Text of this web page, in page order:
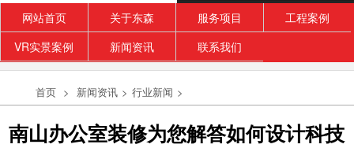
网站首页 关于东森 服务项目
工程案例
VR实景案例
新闻资讯 联系我们
首页 > 新闻资讯 > 行业新闻 >
南山办公室装修为您解答如何设计科技